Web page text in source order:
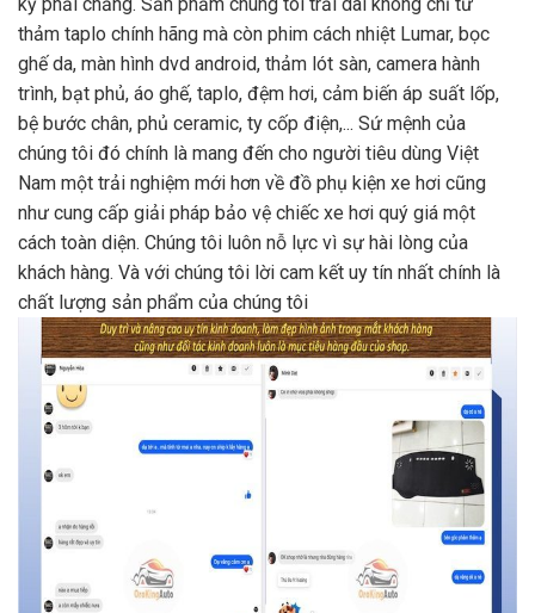
khách hàng. Và với chúng tôi lời cam kết uy tín nhất chính là
chất lượng sản phẩm của chúng tôi
Lấy chữ tín làm đầu là phương châm kinh doanh của
OroKingAuto
2.CÓ TÂM ẮT SẼ CÓ TẦMĐể có được sự thành công như
ngày hôm nay, một trong những kim chỉ nam của chúng tôi